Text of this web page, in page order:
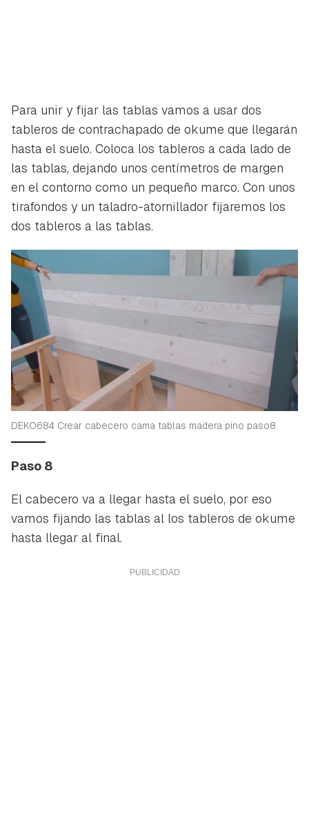
Para unir y fijar las tablas vamos a usar dos
tableros de contrachapado de okume que llegarán
hasta el suelo. Coloca los tableros a cada lado de
las tablas, dejando unos centímetros de margen
en el contorno como un pequeño marco. Con unos
tirafondos y un taladro-atornillador fijaremos los
dos tableros a las tablas.
DEKO684 Crear cabecero cama tablas madera pino paso8
Paso 8
El cabecero va a llegar hasta el suelo, por eso
vamos fijando las tablas al los tableros de okume
hasta llegar al final.